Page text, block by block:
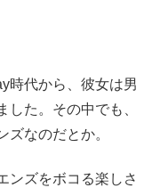
時代から、彼女は男
た。その中でも、
なのだとか。
ンズをボコる楽しさ